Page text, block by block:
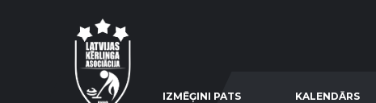
IZMĒĢINI PATS KALENDĀRS